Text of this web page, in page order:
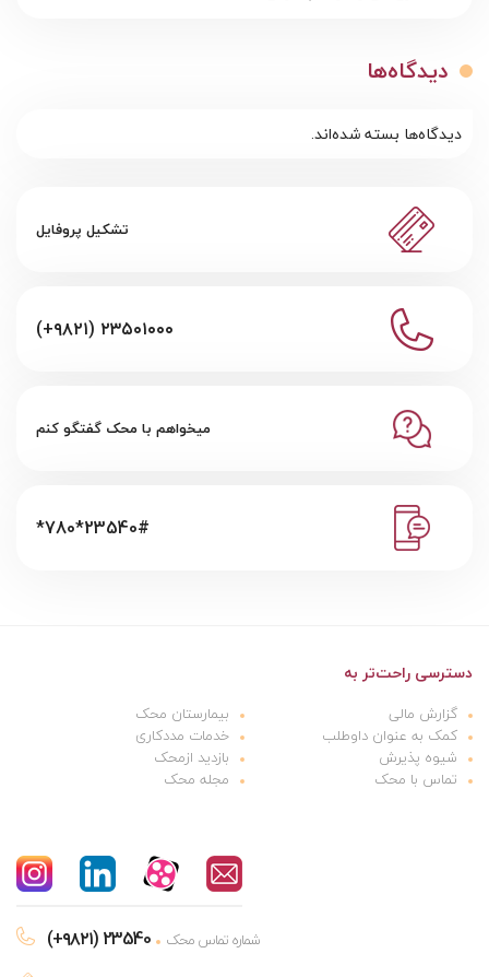
دیدگاه‌ها
دیدگاه‌ها بسته شده‌اند.
تشکیل پروفایل
(+۹۸۲۱) ۲۳۵۰۱۰۰۰
میخواهم با محک گفتگو کنم
*780*23540#
دسترسی راحت‌تر به
گزارش مالی
بیمارستان محک
کمک به عنوان داوطلب
خدمات مددکاری
شیوه پذیرش
بازدید ازمحک
تماس با محک
مجله محک
(+۹۸۲۱) 23540 شماره تماس محک